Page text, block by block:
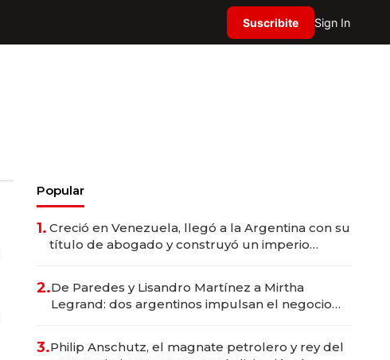
Suscribite Sign In
Popular
1. Creció en Venezuela, llegó a la Argentina con su
título de abogado y construyó un imperio
2.De Paredes y Lisandro Martínez a Mirtha
Legrand: dos argentinos impulsan el negocio
3.Philip Anschutz, el magnate petrolero y rey del